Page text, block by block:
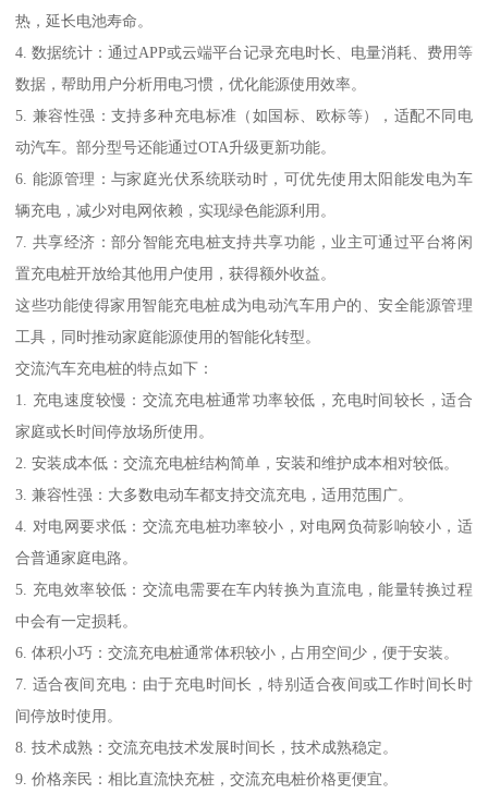
热，延长电池寿命。
4. 数据统计：通过APP或云端平台记录充电时长、电量消耗、费用等
数据，帮助用户分析用电习惯，优化能源使用效率。
5. 兼容性强：支持多种充电标准（如国标、欧标等），适配不同电
动汽车。部分型号还能通过OTA升级更新功能。
6. 能源管理：与家庭光伏系统联动时，可优先使用太阳能发电为车
辆充电，减少对电网依赖，实现绿色能源利用。
7. 共享经济：部分智能充电桩支持共享功能，业主可通过平台将闲
置充电桩开放给其他用户使用，获得额外收益。
这些功能使得家用智能充电桩成为电动汽车用户的、安全能源管理
工具，同时推动家庭能源使用的智能化转型。
交流汽车充电桩的特点如下：
1. 充电速度较慢：交流充电桩通常功率较低，充电时间较长，适合
家庭或长时间停放场所使用。
2. 安装成本低：交流充电桩结构简单，安装和维护成本相对较低。
3. 兼容性强：大多数电动车都支持交流充电，适用范围广。
4. 对电网要求低：交流充电桩功率较小，对电网负荷影响较小，适
合普通家庭电路。
5. 充电效率较低：交流电需要在车内转换为直流电，能量转换过程
中会有一定损耗。
6. 体积小巧：交流充电桩通常体积较小，占用空间少，便于安装。
7. 适合夜间充电：由于充电时间长，特别适合夜间或工作时间长时
间停放时使用。
8. 技术成熟：交流充电技术发展时间长，技术成熟稳定。
9. 价格亲民：相比直流快充桩，交流充电桩价格更便宜。